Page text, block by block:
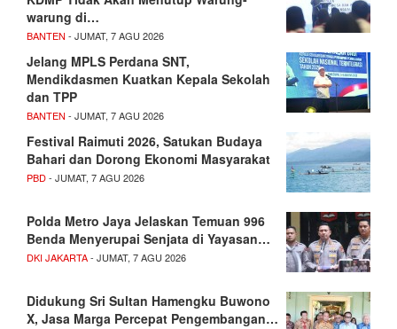
warung di…
BANTEN - JUMAT, 7 AGU 2026
Jelang MPLS Perdana SNT,
Mendikdasmen Kuatkan Kepala Sekolah
dan TPP
BANTEN - JUMAT, 7 AGU 2026
Festival Raimuti 2026, Satukan Budaya
Bahari dan Dorong Ekonomi Masyarakat
PBD- JUMAT, 7 AGU 2026
Polda Metro Jaya Jelaskan Temuan 996
Benda Menyerupai Senjata di Yayasan…
DKI JAKARTA- JUMAT, 7 AGU 2026
Didukung Sri Sultan Hamengku Buwono
X, Jasa Marga Percepat Pengembangan…